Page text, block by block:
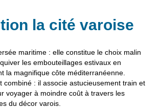
la cité varoise
maritime: elle constitue le choix malin
les embouteillages estivaux en
la magnifique côte méditerranéenne.
combiné: il associe astucieusement train et
voyager à moindre coût à travers les
du décor varois.